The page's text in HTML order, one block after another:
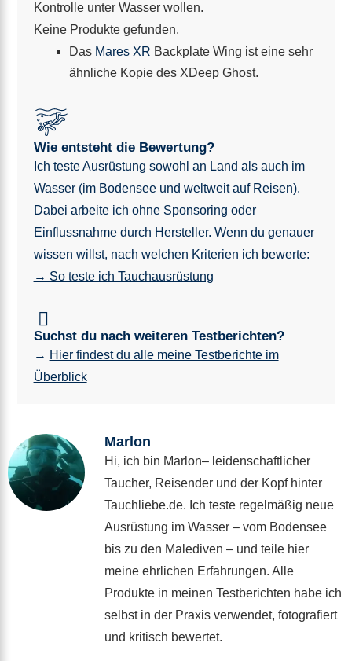
Kontrolle unter Wasser wollen.
Keine Produkte gefunden.
Das Mares XR Backplate Wing ist eine sehr
ähnliche Kopie des XDeep Ghost.
Wie entsteht die Bewertung?
Ich teste Ausrüstung sowohl an Land als auch im
Wasser (im Bodensee und weltweit auf Reisen).
Dabei arbeite ich ohne Sponsoring oder
Einflussnahme durch Hersteller. Wenn du genauer
wissen willst, nach welchen Kriterien ich bewerte:
→ So teste ich Tauchausrüstung
Suchst du nach weiteren Testberichten?
→ Hier findest du alle meine Testberichte im
Überblick
Marlon
Hi, ich bin Marlon– leidenschaftlicher
Taucher, Reisender und der Kopf hinter
Tauchliebe.de. Ich teste regelmäßig neue
Ausrüstung im Wasser – vom Bodensee
bis zu den Malediven – und teile hier
meine ehrlichen Erfahrungen. Alle
Produkte in meinen Testberichten habe ich
selbst in der Praxis verwendet, fotografiert
und kritisch bewertet.